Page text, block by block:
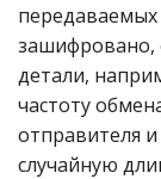
зашифровано,
детали,
частоту
отправителя и
случайную